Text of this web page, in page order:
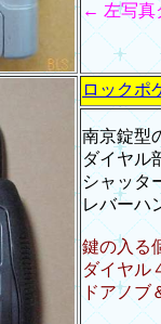
← 左写真
ロックポ
南京錠型
ダイヤル
シャッタ
レバーハ
鍵の入る
ダイヤル
ドアノブ